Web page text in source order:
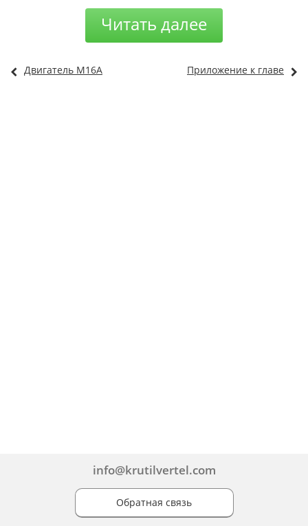
Читать далее
Двигатель М16А Приложение к главе
info@krutilvertel.com
Обратная связь